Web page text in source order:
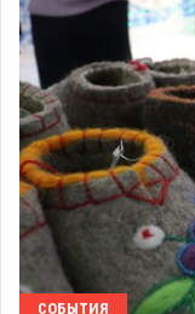
СОБЫТИЯ